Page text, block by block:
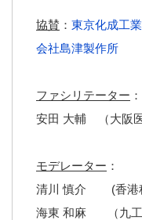
協賛 ： 東京化成工
会社島津製作所
ファシリテーター ：
安田 大輔 （大阪
モデレーター ：
清川 慎介 (香港
海東 和麻 （九工